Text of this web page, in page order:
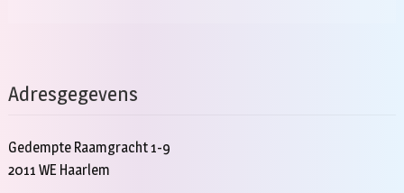
Adresgegevens
Gedempte Raamgracht 1-9
2011 WE Haarlem